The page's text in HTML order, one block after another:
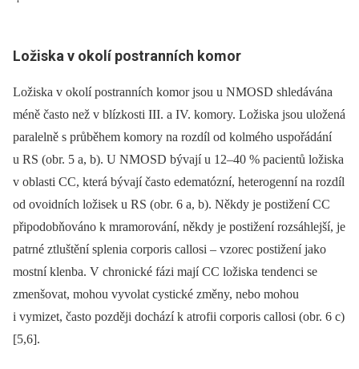
Ložiska v okolí postranních komor
Ložiska v okolí postranních komor jsou u NMOSD shledávána
méně často než v blízkosti III. a IV. komory. Ložiska jsou uložená
paralelně s průběhem komory na rozdíl od kolmého uspořádání
u RS (obr. 5 a, b). U NMOSD bývají u 12–40 % pacientů ložiska
v oblasti CC, která bývají často edematózní, heterogenní na rozdíl
od ovoidních ložisek u RS (obr. 6 a, b). Někdy je postižení CC
připodobňováno k mramorování, někdy je postižení rozsáhlejší, je
patrné ztluštění splenia corporis callosi –⁠ vzorec postižení jako
mostní klenba. V chronické fázi mají CC ložiska tendenci se
zmenšovat, mohou vyvolat cystické změny, nebo mohou
i vymizet, často později dochází k atrofii corporis callosi (obr. 6 c)
[5,6].